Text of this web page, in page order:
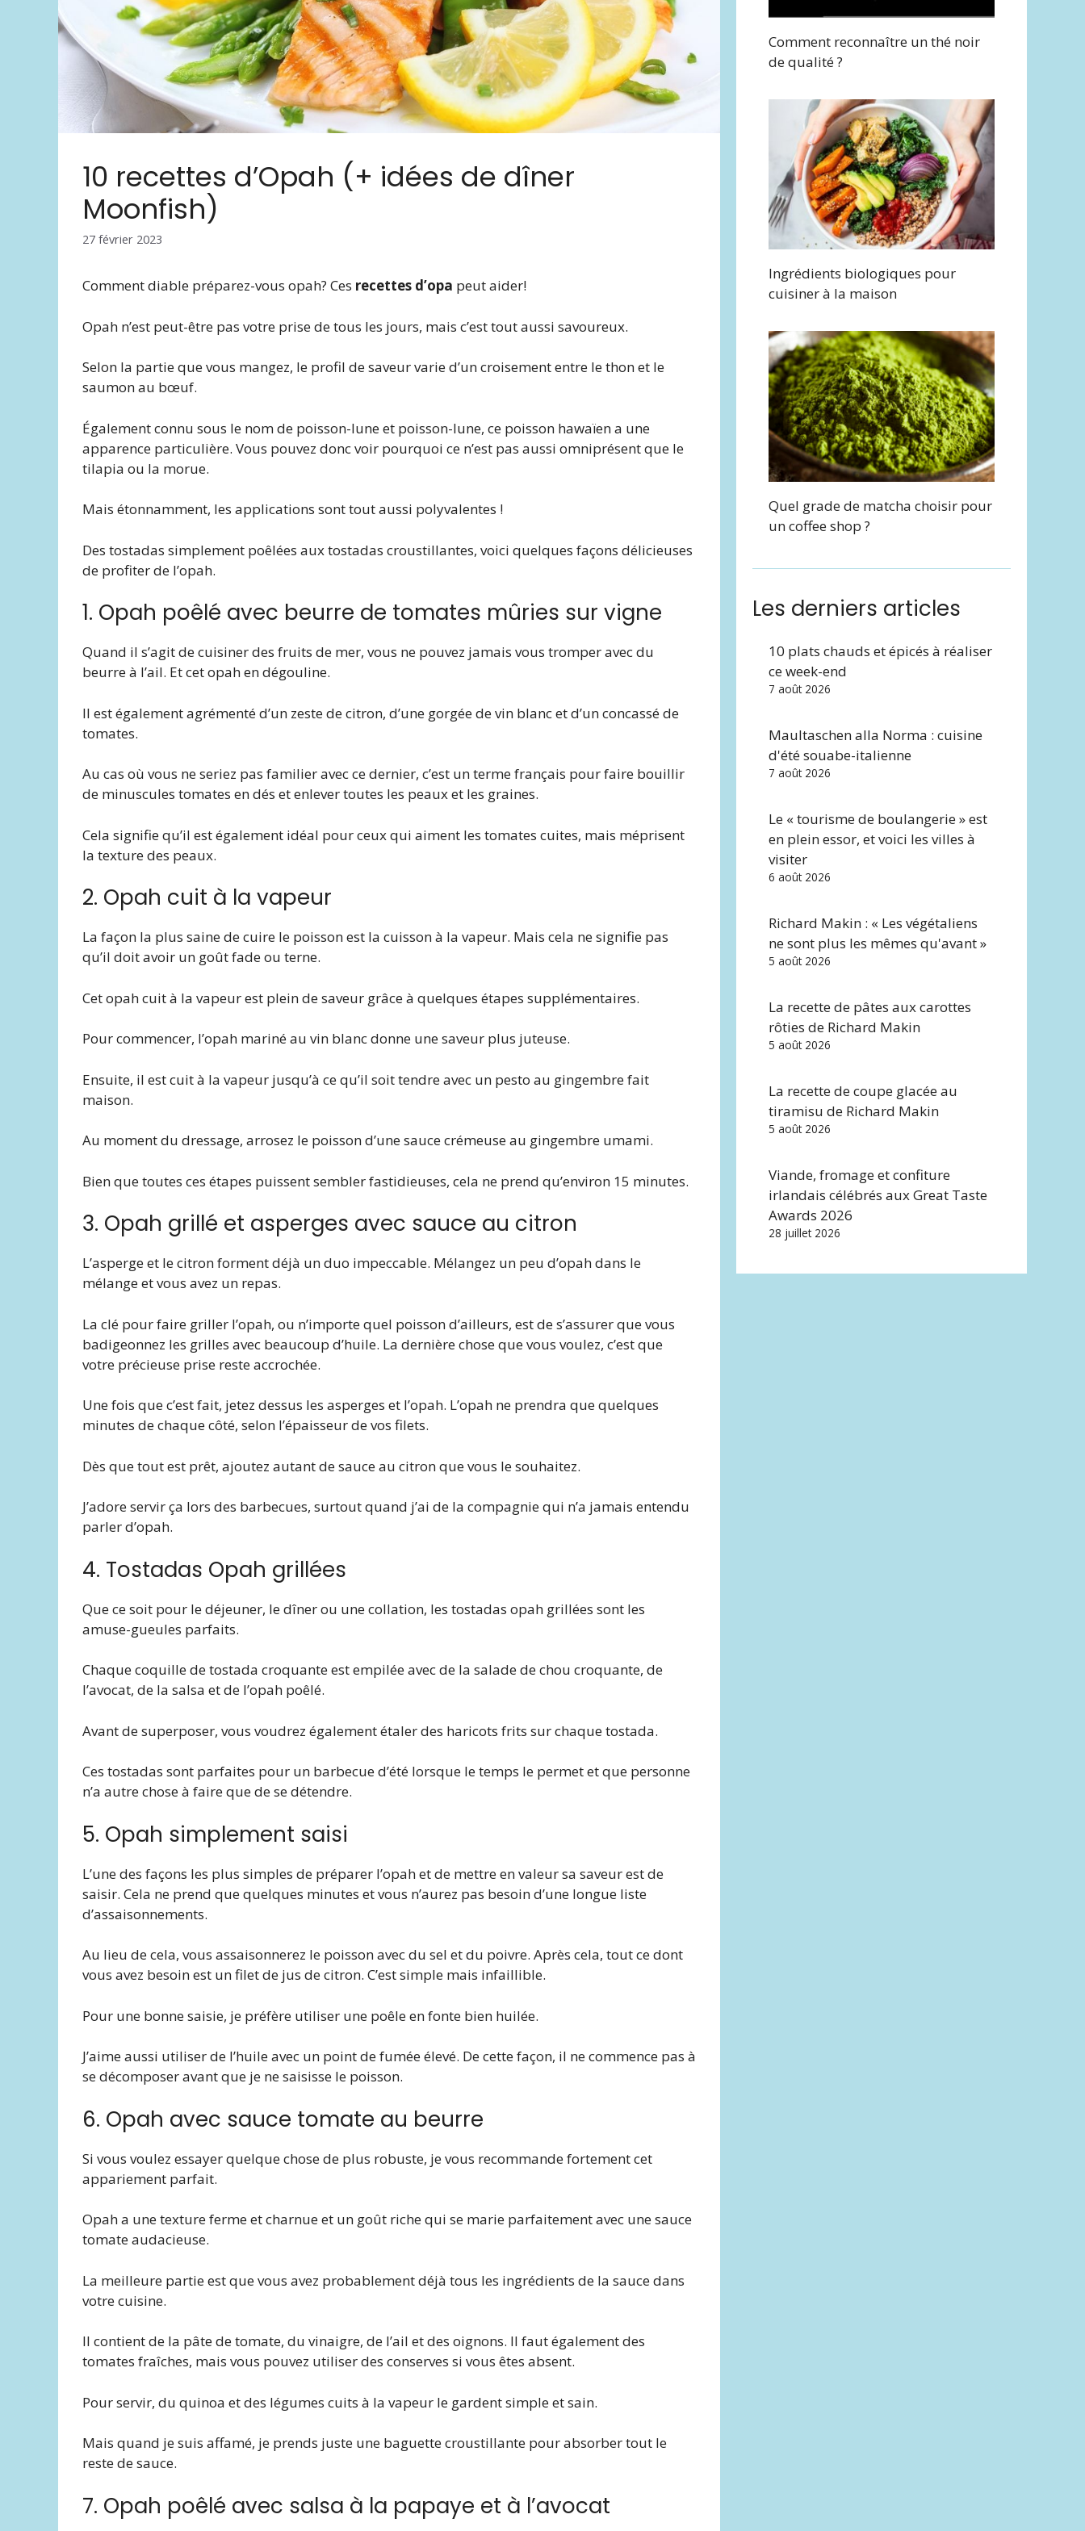
10 recettes d’Opah (+ idées de dîner
Moonfish)
27 février 2023
Comment diable préparez-vous opah? Ces recettes d’opa peut aider!
Opah n’est peut-être pas votre prise de tous les jours, mais c’est tout aussi savoureux.
Selon la partie que vous mangez, le profil de saveur varie d’un croisement entre le thon et le
saumon au bœuf.
Également connu sous le nom de poisson-lune et poisson-lune, ce poisson hawaïen a une
apparence particulière. Vous pouvez donc voir pourquoi ce n’est pas aussi omniprésent que le
tilapia ou la morue.
Mais étonnamment, les applications sont tout aussi polyvalentes !
Des tostadas simplement poêlées aux tostadas croustillantes, voici quelques façons délicieuses
de profiter de l’opah.
1. Opah poêlé avec beurre de tomates mûries sur vigne
Quand il s’agit de cuisiner des fruits de mer, vous ne pouvez jamais vous tromper avec du
beurre à l’ail. Et cet opah en dégouline.
Il est également agrémenté d’un zeste de citron, d’une gorgée de vin blanc et d’un concassé de
tomates.
Au cas où vous ne seriez pas familier avec ce dernier, c’est un terme français pour faire bouillir
de minuscules tomates en dés et enlever toutes les peaux et les graines.
Cela signifie qu’il est également idéal pour ceux qui aiment les tomates cuites, mais méprisent
la texture des peaux.
2. Opah cuit à la vapeur
La façon la plus saine de cuire le poisson est la cuisson à la vapeur. Mais cela ne signifie pas
qu’il doit avoir un goût fade ou terne.
Cet opah cuit à la vapeur est plein de saveur grâce à quelques étapes supplémentaires.
Pour commencer, l’opah mariné au vin blanc donne une saveur plus juteuse.
Ensuite, il est cuit à la vapeur jusqu’à ce qu’il soit tendre avec un pesto au gingembre fait
maison.
Au moment du dressage, arrosez le poisson d’une sauce crémeuse au gingembre umami.
Bien que toutes ces étapes puissent sembler fastidieuses, cela ne prend qu’environ 15 minutes.
3. Opah grillé et asperges avec sauce au citron
L’asperge et le citron forment déjà un duo impeccable. Mélangez un peu d’opah dans le
mélange et vous avez un repas.
La clé pour faire griller l’opah, ou n’importe quel poisson d’ailleurs, est de s’assurer que vous
badigeonnez les grilles avec beaucoup d’huile. La dernière chose que vous voulez, c’est que
votre précieuse prise reste accrochée.
Une fois que c’est fait, jetez dessus les asperges et l’opah. L’opah ne prendra que quelques
minutes de chaque côté, selon l’épaisseur de vos filets.
Dès que tout est prêt, ajoutez autant de sauce au citron que vous le souhaitez.
J’adore servir ça lors des barbecues, surtout quand j’ai de la compagnie qui n’a jamais entendu
parler d’opah.
4. Tostadas Opah grillées
Que ce soit pour le déjeuner, le dîner ou une collation, les tostadas opah grillées sont les
amuse-gueules parfaits.
Chaque coquille de tostada croquante est empilée avec de la salade de chou croquante, de
l’avocat, de la salsa et de l’opah poêlé.
Avant de superposer, vous voudrez également étaler des haricots frits sur chaque tostada.
Ces tostadas sont parfaites pour un barbecue d’été lorsque le temps le permet et que personne
n’a autre chose à faire que de se détendre.
5. Opah simplement saisi
L’une des façons les plus simples de préparer l’opah et de mettre en valeur sa saveur est de
saisir. Cela ne prend que quelques minutes et vous n’aurez pas besoin d’une longue liste
d’assaisonnements.
Au lieu de cela, vous assaisonnerez le poisson avec du sel et du poivre. Après cela, tout ce dont
vous avez besoin est un filet de jus de citron. C’est simple mais infaillible.
Pour une bonne saisie, je préfère utiliser une poêle en fonte bien huilée.
J’aime aussi utiliser de l’huile avec un point de fumée élevé. De cette façon, il ne commence pas à
se décomposer avant que je ne saisisse le poisson.
6. Opah avec sauce tomate au beurre
Si vous voulez essayer quelque chose de plus robuste, je vous recommande fortement cet
appariement parfait.
Opah a une texture ferme et charnue et un goût riche qui se marie parfaitement avec une sauce
tomate audacieuse.
La meilleure partie est que vous avez probablement déjà tous les ingrédients de la sauce dans
votre cuisine.
Il contient de la pâte de tomate, du vinaigre, de l’ail et des oignons. Il faut également des
tomates fraîches, mais vous pouvez utiliser des conserves si vous êtes absent.
Pour servir, du quinoa et des légumes cuits à la vapeur le gardent simple et sain.
Mais quand je suis affamé, je prends juste une baguette croustillante pour absorber tout le
reste de sauce.
7. Opah poêlé avec salsa à la papaye et à l’avocat
Comment reconnaître un thé noir
de qualité ?
Ingrédients biologiques pour
cuisiner à la maison
Quel grade de matcha choisir pour
un coffee shop ?
Les derniers articles
10 plats chauds et épicés à réaliser
ce week-end
7 août 2026
Maultaschen alla Norma : cuisine
d'été souabe-italienne
7 août 2026
Le « tourisme de boulangerie » est
en plein essor, et voici les villes à
visiter
6 août 2026
Richard Makin : « Les végétaliens
ne sont plus les mêmes qu'avant »
5 août 2026
La recette de pâtes aux carottes
rôties de Richard Makin
5 août 2026
La recette de coupe glacée au
tiramisu de Richard Makin
5 août 2026
Viande, fromage et confiture
irlandais célébrés aux Great Taste
Awards 2026
28 juillet 2026